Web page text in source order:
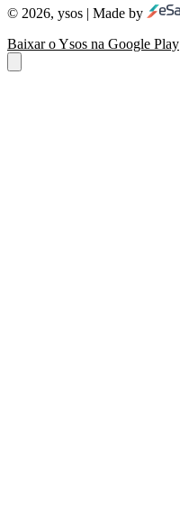
© 2026, ysos | Made by
Baixar o Ysos na Google Play